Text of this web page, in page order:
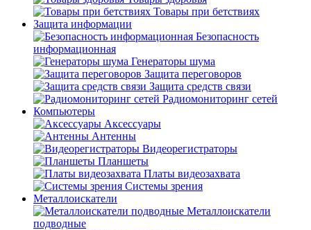
Товары при бетствиях
Защита информации
Безопасность
информационная
Генераторы шума
Защита переговоров
Защита средств связи
Радиомониторинг сетей
Компьютеры
Аксессуары
Антенны
Видеорегистраторы
Планшеты
Платы видеозахвата
Системы зрения
Металлоискатели
Металлоискатели
подводные